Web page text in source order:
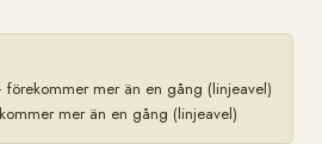
mer än en gång (linjeavel)
mer än en gång (linjeavel)